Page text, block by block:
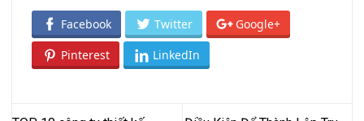
Facebook Twitter Google+
Pinterest LinkedIn